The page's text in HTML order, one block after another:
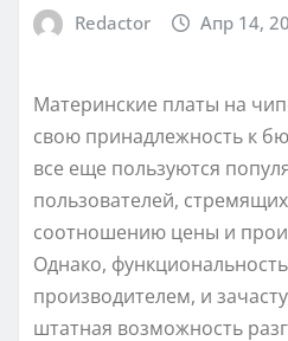
Redactor Апр 14,
Материнские платы на
свою принадлежность к
все еще пользуются
пользователей,
соотношению цены и
Однако,
производителем, и
штатная возможность